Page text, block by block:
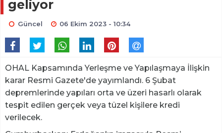
geliyor
Güncel 06 Ekim 2023 - 10:34
OHAL Kapsamında Yerleşme ve Yapılaşmaya İlişkin
karar Resmi Gazete'de yayımlandı. 6 Şubat
depremlerinde yapıları orta ve üzeri hasarlı olarak
tespit edilen gerçek veya tüzel kişilere kredi
verilecek.